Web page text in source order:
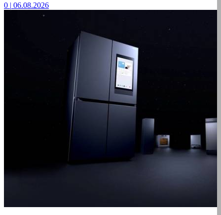
0 | 06.08.2026